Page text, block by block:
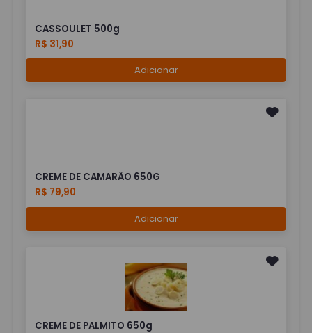
CASSOULET 500g
R$ 31,90
Adicionar
CREME DE CAMARÃO 650G
R$ 79,90
Adicionar
CREME DE PALMITO 650g